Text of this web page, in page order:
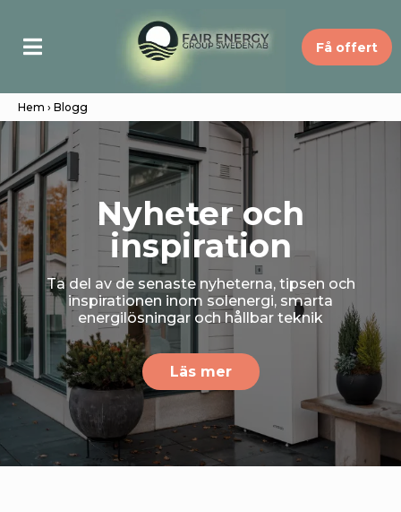
Få offert
Hem › Blogg
Nyheter och
inspiration
Ta del av de senaste nyheterna, tipsen och
inspirationen inom solenergi, smarta
energilösningar och hållbar teknik
Läs mer